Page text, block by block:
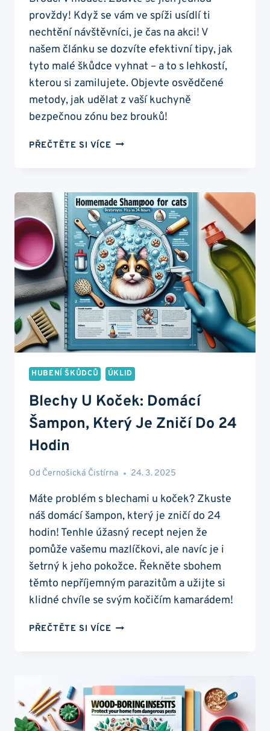
provždy! Když se vám ve spíži usídlí ti
nechtění návštěvníci, je čas na akci! V
našem článku se dozvíte efektivní tipy, jak
tyto malé škůdce vyhnat – a to s lehkostí,
kterou si zamilujete. Objevte osvědčené
metody, jak udělat z vaší kuchyně
bezpečnou zónu bez brouků!
PŘEČTĚTE SI VÍCE BROUCI
SE
JICH
JEDNOU
PROVŽDY!
HUBENÍ ŠKŮDCŮ ÚKLID
Blechy U Koček: Domácí
Šampon, Který Je Zničí Do 24
Hodin
Od Černošická Čistírna 24. 3. 2025
Máte problém s blechami u koček? Zkuste
náš domácí šampon, který je zničí do 24
hodin! Tenhle úžasný recept nejen že
pomůže vašemu mazlíčkovi, ale navíc je i
šetrný k jeho pokožce. Řekněte sbohem
těmto nepříjemným parazitům a užijte si
klidné chvíle se svým kočičím kamarádem!
PŘEČTĚTE SI VÍCE BLECHY
KTERÝ
JE
ZNIČÍ